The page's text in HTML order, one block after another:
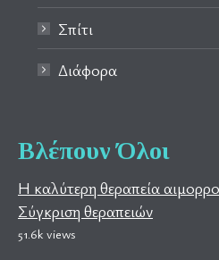
Σπίτι
Διάφορα
Βλέπουν Όλοι
Η καλύτερη θεραπεία
Σύγκριση θεραπειών
51.6k views